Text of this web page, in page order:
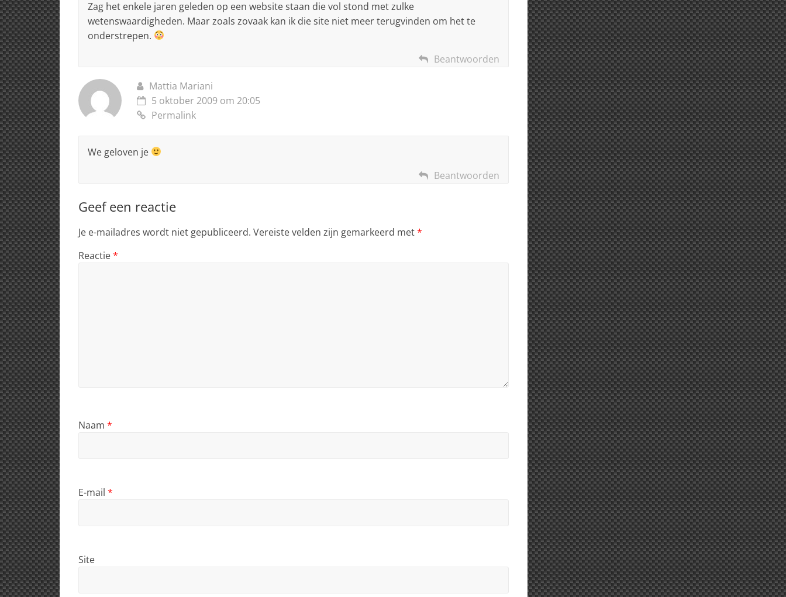
Zag het enkele jaren geleden op een website staan die vol stond met zulke
wetenswaardigheden. Maar zoals zovaak kan ik die site niet meer terugvinden om het te
onderstrepen.
Beantwoorden
Mattia Mariani
5 oktober 2009 om 20:05
Permalink
We geloven je
Beantwoorden
Geef een reactie
Je e-mailadres wordt niet gepubliceerd. Vereiste velden zijn gemarkeerd met*
Reactie*
Naam *
E-mail *
Site